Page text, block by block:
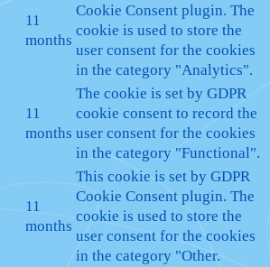
11
months
Cookie Consent plugin. The
cookie is used to store the
user consent for the cookies
in the category "Analytics".
11
months
The cookie is set by GDPR
cookie consent to record the
user consent for the cookies
in the category "Functional".
11
months
This cookie is set by GDPR
Cookie Consent plugin. The
cookie is used to store the
user consent for the cookies
in the category "Other.